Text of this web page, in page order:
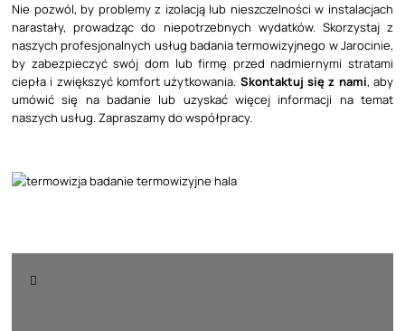
Nie pozwól, by problemy z izolacją lub nieszczelności w instalacjach
narastały, prowadząc do niepotrzebnych wydatków. Skorzystaj z
naszych profesjonalnych usług badania termowizyjnego w Jarocinie,
by zabezpieczyć swój dom lub firmę przed nadmiernymi stratami
ciepła i zwiększyć komfort użytkowania. Skontaktuj się z nami, aby
umówić się na badanie lub uzyskać więcej informacji na temat
naszych usług. Zapraszamy do współpracy.